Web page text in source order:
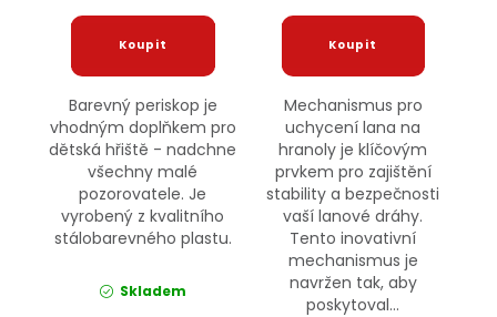
Barevný periskop je
vhodným doplňkem pro
dětská hřiště - nadchne
všechny malé
pozorovatele. Je
vyrobený z kvalitního
stálobarevného plastu.
Skladem
Mechanismus pro
uchycení lana na
hranoly je klíčovým
prvkem pro zajištění
stability a bezpečnosti
vaší lanové dráhy.
Tento inovativní
mechanismus je
navržen tak, aby
poskytoval...